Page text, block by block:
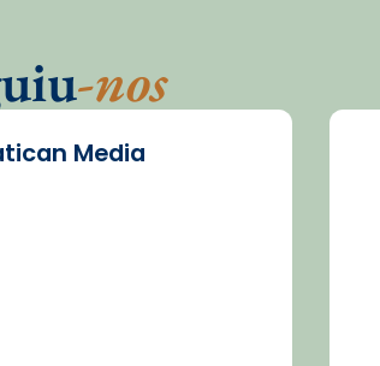
-nos
Media